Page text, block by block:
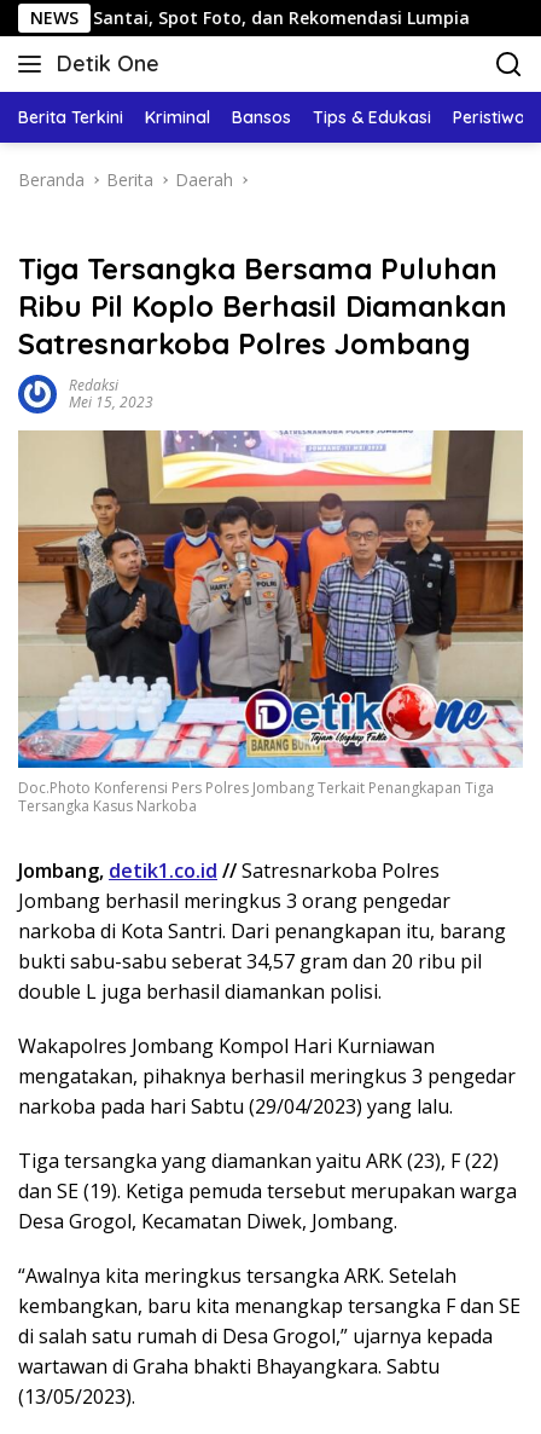
Langsung
ke
konten
NEWS
Spot Foto, dan Rekomendasi Lumpia Panduan
Detik One
Tajam
Fakta
Berita Terkini Kriminal Bansos Tips & Edukasi Peristiwa
Beranda Berita Daerah
Tiga Tersangka Bersama Puluhan
Ribu Pil Koplo Berhasil Diamankan
Satresnarkoba Polres Jombang
Redaksi
Mei 15, 2023
Doc.Photo Konferensi Pers Polres Jombang Terkait Penangkapan Tiga
Tersangka Kasus Narkoba
Jombang, detik1.co.id //Satresnarkoba Polres
Jombang berhasil meringkus 3 orang pengedar
narkoba di Kota Santri. Dari penangkapan itu, barang
bukti sabu-sabu seberat 34,57 gram dan 20 ribu pil
double L juga berhasil diamankan polisi.
Wakapolres Jombang Kompol Hari Kurniawan
mengatakan, pihaknya berhasil meringkus 3 pengedar
narkoba pada hari Sabtu (29/04/2023) yang lalu.
Tiga tersangka yang diamankan yaitu ARK (23), F (22)
dan SE (19). Ketiga pemuda tersebut merupakan warga
Desa Grogol, Kecamatan Diwek, Jombang.
“Awalnya kita meringkus tersangka ARK. Setelah
kembangkan, baru kita menangkap tersangka F dan SE
di salah satu rumah di Desa Grogol,” ujarnya kepada
wartawan di Graha bhakti Bhayangkara. Sabtu
(13/05/2023).